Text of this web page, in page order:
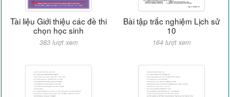
Tài liệu Giới thiệu các đề thi
chọn học sinh
383 lượt xem
Bài tập trắc nghiệm Lịch sử
10
164 lượt xem